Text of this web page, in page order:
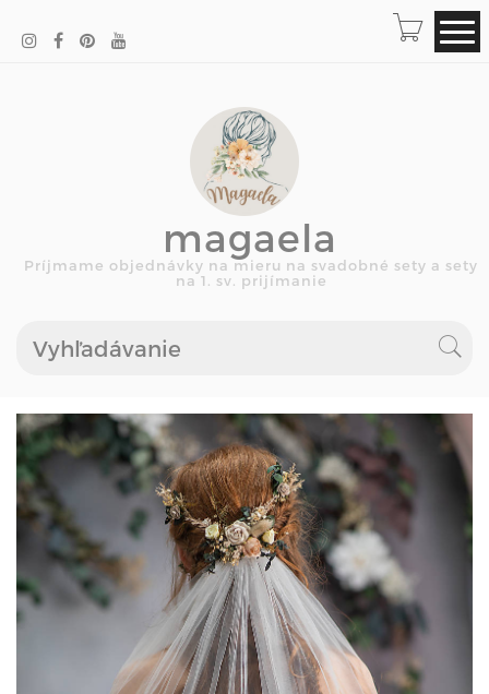
magaela
Príjmame objednávky na mieru na svadobné sety a sety
na 1. sv. prijímanie